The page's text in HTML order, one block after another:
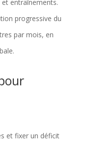
et entraînements.
progressive du
par mois, en
et fixer un déficit